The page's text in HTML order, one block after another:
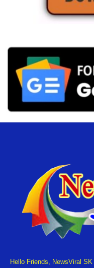
Hello Friends, NewsViral SK